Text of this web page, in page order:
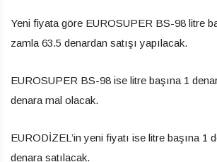
Yeni fiyata göre EUROSUPER BS-98 litre
zamla 63.5 denardan satışı yapılacak.
EUROSUPER BS-98 ise litre başına 1
denara mal olacak.
EURODİZEL’in yeni fiyatı ise litre başına 1
denara satılacak.